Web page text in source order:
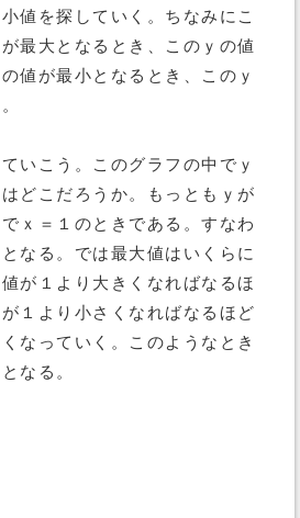
値を探していく。ちなみにこ
最大となるとき、このｙの値
値が最小となるとき、このｙ
いこう。このグラフの中でｙ
どこだろうか。もっともｙが
ｘ＝１のときである。すなわ
なる。では最大値はいくらに
が１より大きくなればなるほ
１より小さくなればなるほど
なっていく。このようなとき
なる。